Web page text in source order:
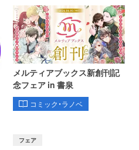
メルティアブックス新創刊記
念フェア in 書泉
コミック・ラノベ
フェア